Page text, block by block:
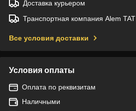
Доставка курьером
Транспортная компания Alem TAT
Все условия доставки
Условия оплаты
Оплата по реквизитам
Наличными